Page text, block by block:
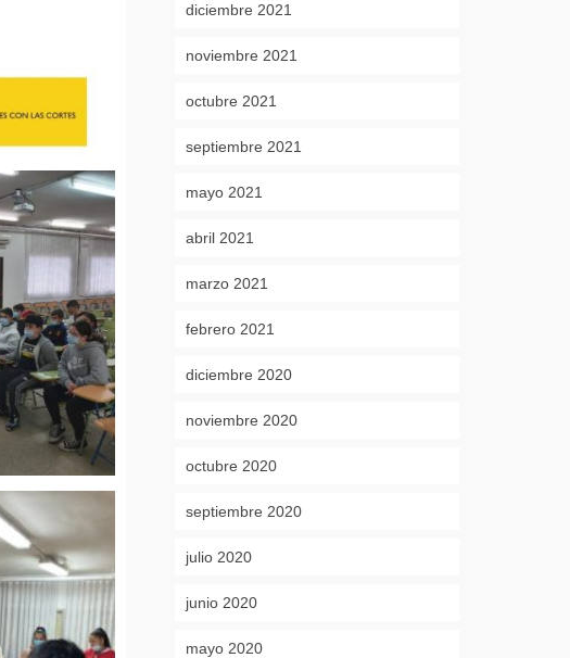
diciembre 2021
noviembre 2021
octubre 2021
septiembre 2021
mayo 2021
abril 2021
marzo 2021
febrero 2021
diciembre 2020
noviembre 2020
octubre 2020
septiembre 2020
julio 2020
junio 2020
mayo 2020